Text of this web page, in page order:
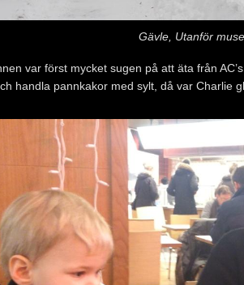
Gävle, Utanför
var först mycket sugen på att äta från AC’s
handla pannkakor med sylt, då var Charlie